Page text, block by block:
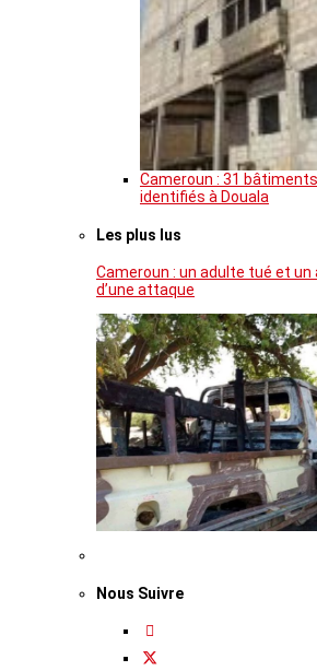
Cameroun : 31
identifiés à Douala
Les plus lus
Cameroun : un adulte tué et
d’une attaque
Nous Suivre